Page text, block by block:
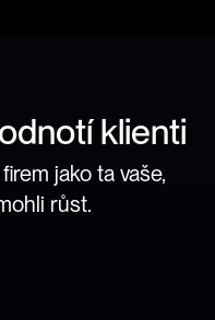
klienti
jako ta vaše,
růst.